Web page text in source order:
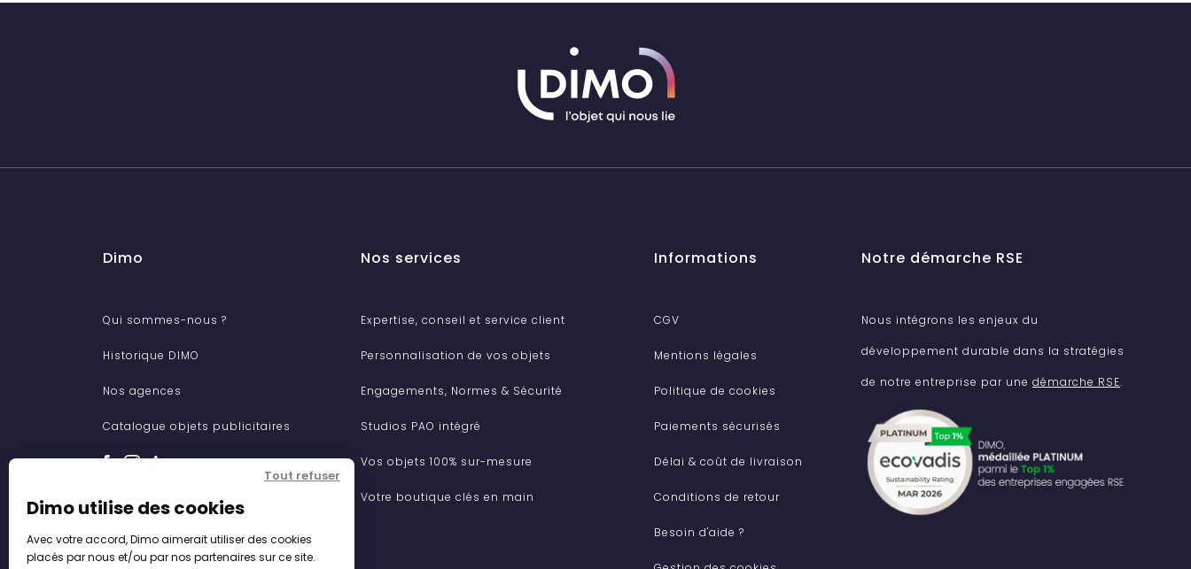
Dimo utilise des cookies
Avec votre accord, Dimo aimerait utiliser des cookies
placés par nous et/ou par nos partenaires sur ce site.
Tout refuser
Dimo
Qui sommes-nous ?
Historique DIMO
Nos agences
Catalogue objets publicitaires
Nos services
Expertise, conseil et service client
Personnalisation de vos objets
Engagements, Normes & Sécurité
Studios PAO intégré
Vos objets 100% sur-mesure
Votre boutique clés en main
Informations
CGV
Mentions légales
Politique de cookies
Paiements sécurisés
Délai & coût de livraison
Conditions de retour
Besoin d'aide ?
Notre démarche RSE
Nous intégrons les enjeux du
développement durable dans la stratégies
de notre entreprise par une démarche RSE.